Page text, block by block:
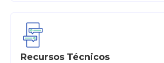
Recursos Técnicos